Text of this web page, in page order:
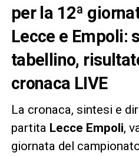
per la 12ª
Lecce e Empoli:
tabellino,
cronaca LIVE
La cronaca, sintesi e
partita Lecce Empoli,
giornata del